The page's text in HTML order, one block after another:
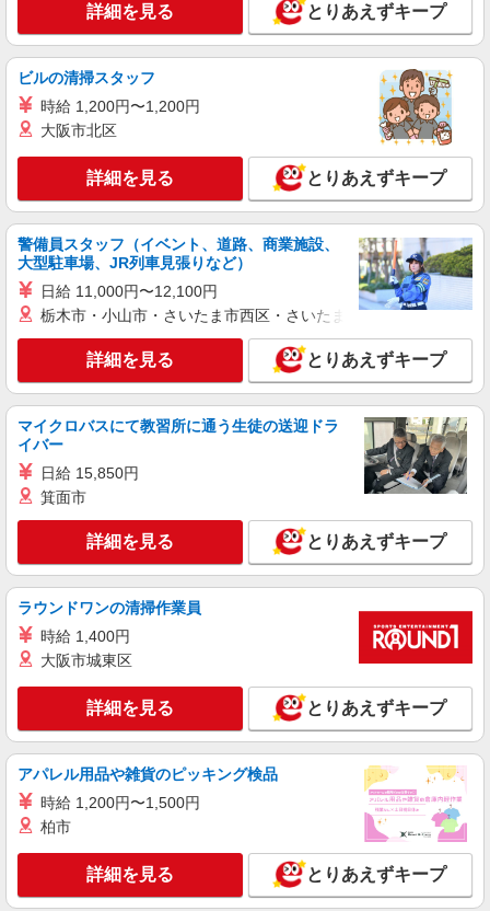
ださい
キープ 詳細を見る
アルバイト パート
ヤオコー 相模原鹿沼台店
スーパーマーケットの鮮魚スタッフ
＜パート時給＞ 時給1,420円〜1,670円（曜
日・時間帯による） 時給1420円〜 18時以降：時
給1570円〜 ★土曜＋100円 ★日・祝＋100円 ※ア
ルバイトさんの時給や募集内容はお問い合わせく
ださい
神奈川県相模原市中央区鹿沼台2-9-6
キープ 詳細を見る
アルバイト パート
ヤオコー 相模原光が丘店
スーパーマーケットのレジスタッフ
＜パート時給＞ 時給1,320円〜1,570円（曜
日・時間帯による） 時給1320円〜 18時以降：時
給1470円〜 ★土曜＋100円 ★日・祝＋100円 ※ア
ルバイトさんの時給や募集内容はお問い合わせく
神奈川県相模原市中央区光が丘2-18-160
キープ 詳細を見る
アルバイト パート
ファミリー食堂 山田うどん食堂 相模原中央店（店舗番号103）
うどん食堂のキッチン・ホールスタッフ
8:15〜22:00／時給1230円 22:00〜／時給1538
円 日・祝日は時給50円アップ！（9時〜22時）
ファミリー食堂 山田うどん食堂 相模原中央
店 （神奈川県相模原市中央区中央3-3-12）
キープ 詳細を見る
ファミリー食堂 山田うどん食堂 相模原中央店（店舗番号103）
うどん食堂のキッチンスタッフ
円 日・祝日は時給50円アップ！（9時〜22時）
ファミリー食堂 山田うどん食堂 相模原中央
店 （神奈川県相模原市中央区中央3-3-12）
詳細を見る とりあえずキープ
ビルの清掃スタッフ
時給 1,200円〜1,200円
大阪市北区
詳細を見る とりあえずキープ
警備員スタッフ（イベント、道路、商業施設、
大型駐車場、JR列車見張りなど）
日給 11,000円〜12,100円
栃木市・小山市・さいたま市西区・さいたま市岩槻区・久喜市・
詳細を見る とりあえずキープ
マイクロバスにて教習所に通う生徒の送迎ドラ
イバー
日給 15,850円
箕面市
詳細を見る とりあえずキープ
ラウンドワンの清掃作業員
時給 1,400円
大阪市城東区
詳細を見る とりあえずキープ
アパレル用品や雑貨のピッキング検品
時給 1,200円〜1,500円
柏市
詳細を見る とりあえずキープ